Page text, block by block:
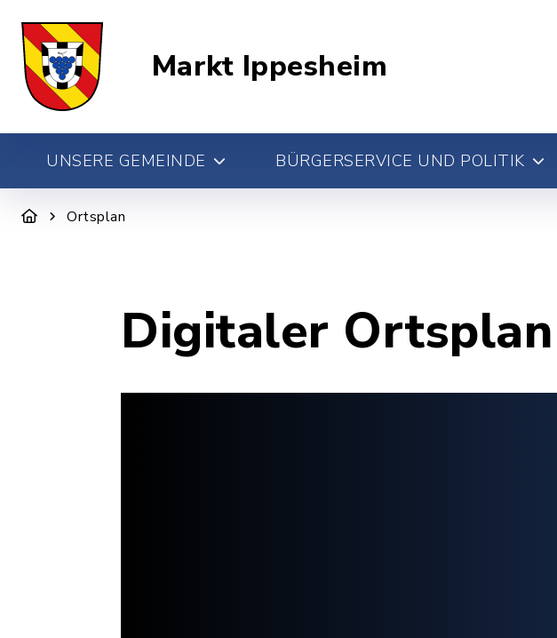
Markt Ippesheim
UNSERE GEMEINDE BÜRGERSERVICE UND POLITIK
Ortsplan
Digitaler Ortsplan